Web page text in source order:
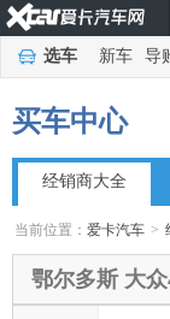
选车 新车 导
买车中心
经销商大全
当前位置：爱卡汽车 >
鄂尔多斯 大众